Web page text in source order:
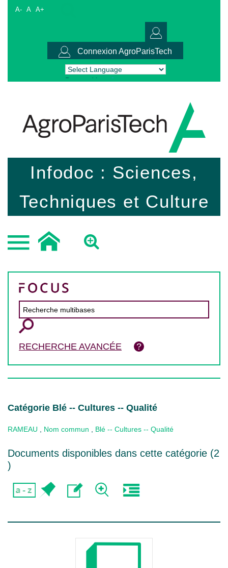
A- A A+
Connexion AgroParisTech
Powered by Translate
Infodoc : Sciences,
Techniques et Culture
RECHERCHE AVANCÉE
Catégorie Blé -- Cultures -- Qualité
RAMEAU Nom commun Blé -- Cultures -- Qualité
Documents disponibles dans cette catégorie (2
)